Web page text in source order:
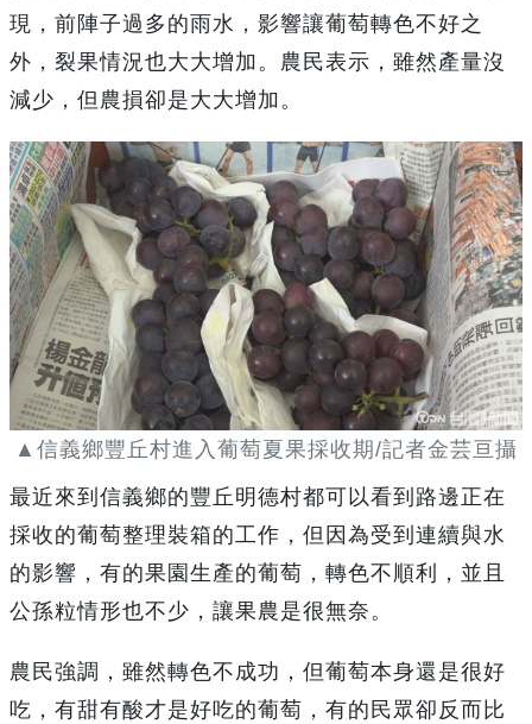
現，前陣子過多的雨水，影響讓葡萄轉色不好之
外，裂果情況也大大增加。農民表示，雖然產量沒
減少，但農損卻是大大增加。
▲信義鄉豐丘村進入葡萄夏果採收期/記者金芸亘攝
最近來到信義鄉的豐丘明德村都可以看到路邊正在
採收的葡萄整理裝箱的工作，但因為受到連續與水
的影響，有的果園生產的葡萄，轉色不順利，並且
公孫粒情形也不少，讓果農是很無奈。
農民強調，雖然轉色不成功，但葡萄本身還是很好
吃，有甜有酸才是好吃的葡萄，有的民眾卻反而比